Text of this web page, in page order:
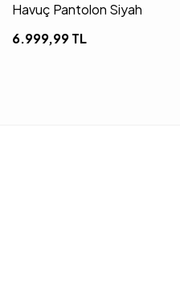
Havuç Pantolon Siyah
6.999,99TL